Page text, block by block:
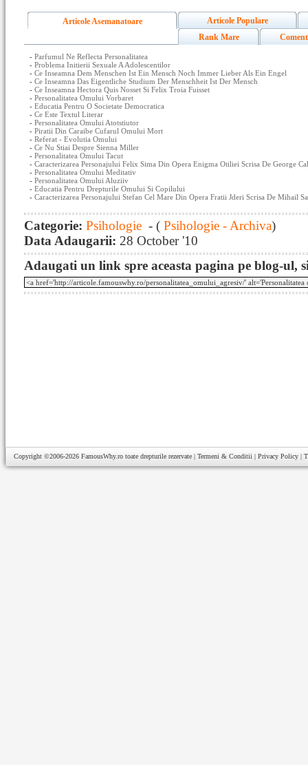
Articole Asemanatoare
Articole Populare
Rank Mare
- Parfumul Ne Reflecta Personalitatea
- Problema Initierii Sexuale A Adolescentilor
- Ce Inseamna Dem Menschen Ist Ein Mensch Noch Immer Lieber Als Ein Engel
- Ce Inseamna Das Eigentliche Studium Der Menschheit Ist Der Mensch
- Ce Inseamna Hectora Quis Nosset Si Felix Troia Fuisset
- Personalitatea Omului Vorbaret
- Educatia Pentru O Societate Democratica
- Ce Este Textul Literar
- Personalitatea Omului Atotstiutor
- Piratii Din Caraibe Cufarul Omului Mort
- Referat - Evolutia Omului
- Ce Nu Stiai Despre Sienna Miller
- Personalitatea Omului Tacut
- Caracterizarea Personajului Felix Sima Din Opera Enigma Otiliei Scrisa De George
- Personalitatea Omului Meditativ
- Personalitatea Omului Aluziiv
- Educatia Pentru Drepturile Omului Si Copilului
- Caracterizarea Personajului Stefan Cel Mare Din Opera Fratii Jderi Scrisa De Mihail
Categorie: Psihologie - ( Psihologie - Archiva)
Data Adaugarii: 28 October '10
Adaugati un link spre aceasta pagina pe blog-ul,
Copyright ©2006-2026 FamousWhy.ro toate drepturile rezervate | Termeni & Conditii | Privacy Policy |